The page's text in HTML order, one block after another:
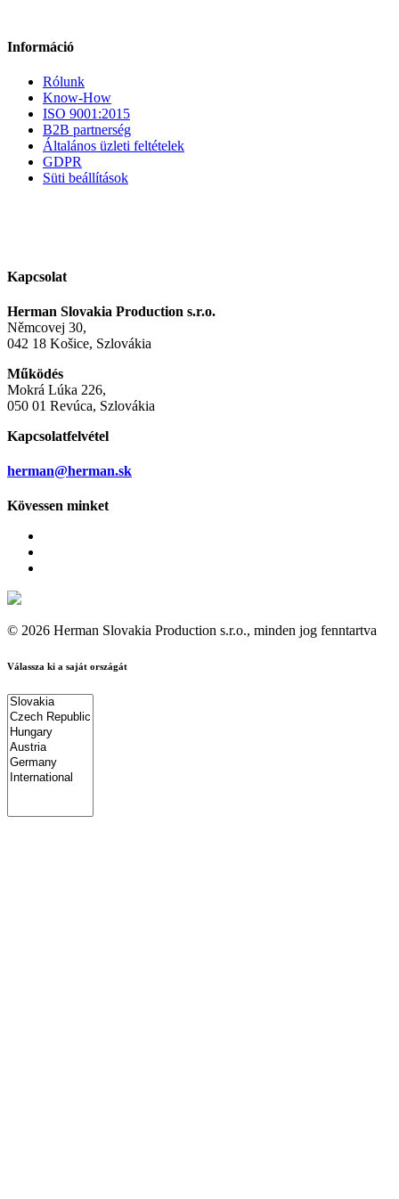
Információ
Rólunk
Know-How
ISO 9001:2015
B2B partnerség
Általános üzleti feltételek
GDPR
Süti beállítások
Kapcsolat
Herman Slovakia Production s.r.o.
Němcovej 30,
042 18 Košice, Szlovákia
Működés
Mokrá Lúka 226,
050 01 Revúca, Szlovákia
Kapcsolatfelvétel
herman@herman.sk
Kövessen minket
© 2026 Herman Slovakia Production s.r.o., minden jog fenntartva
Válassza ki a saját országát